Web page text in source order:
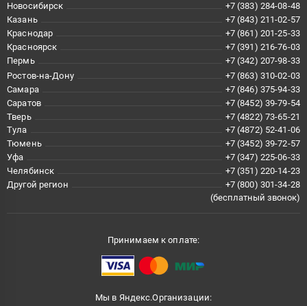
Новосибирск
+7 (383) 284-08-48
Казань
+7 (843) 211-02-57
Краснодар
+7 (861) 201-25-33
Красноярск
+7 (391) 216-76-03
Пермь
+7 (342) 207-98-33
Ростов-на-Дону
+7 (863) 310-02-03
Самара
+7 (846) 375-94-33
Саратов
+7 (8452) 39-79-54
Тверь
+7 (4822) 73-65-21
Тула
+7 (4872) 52-41-06
Тюмень
+7 (3452) 39-72-57
Уфа
+7 (347) 225-06-33
Челябинск
+7 (351) 220-14-23
Другой регион
+7 (800) 301-34-28
(бесплатный звонок)
Принимаем к оплате:
Мы в Яндекс.Организации: